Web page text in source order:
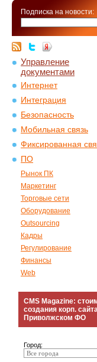
Подписка на новости:
Управление
документами
Интернет
Интеграция
Безопасность
Мобильная связь
Фиксированная
ПО
Рынок ПК
Маркетинг
Торговые сети
Оборудование
Outsourcing
Кадры
Регулирование
Финансы
Web
CMS Magazine:
создания корп.
Приволжском ФО
Город: